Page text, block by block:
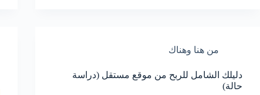
من هنا وهناك
دليلك الشامل للربح من موقع مستقل (دراسة
حالة)